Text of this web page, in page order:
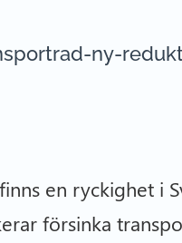
ny-
en ryckighet i
försinka